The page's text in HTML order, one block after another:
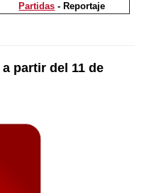
Partidas - Reportaje
a partir del 11 de